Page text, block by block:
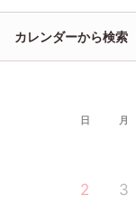
カレンダーから検索
日 月
2
3